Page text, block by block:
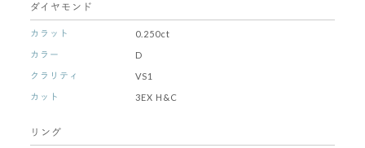
ダイヤモンド
カラット
0.250ct
カラー
D
クラリティ
VS1
カット
3EX H&C
リング